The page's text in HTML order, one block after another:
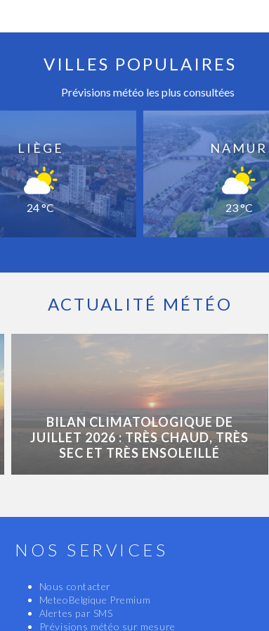
VILLES POPULAIRES
Prévisions météo les plus consultées
LIÈGE
24 °C
NAMUR
23 °C
ACTUALITÉ MÉTÉO
BILAN CLIMATOLOGIQUE DE
JUILLET 2026 : TRÈS CHAUD, TRÈS
SEC ET TRÈS ENSOLEILLÉ
NOS SERVICES
Nous contacter
MeteoBelgique Premium
Alertes par SMS
Prévisions météo sur mesure